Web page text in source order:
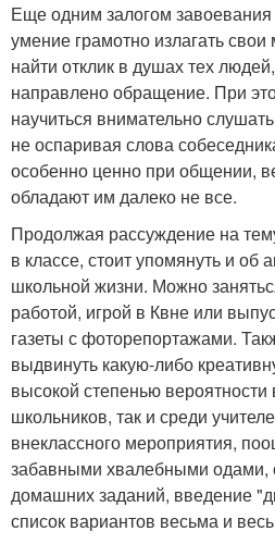
Еще одним залогом завоевания
умение грамотно излагать
найти отклик в душах тех
направлено обращение. При
научиться внимательно
не оспаривая слова
особенно ценно при общении,
обладают им далеко не все.
Продолжая рассуждение на
в классе, стоит упомянуть и об
школьной жизни. Можно
работой, игрой в Квне или
газеты с фоторепортажами.
выдвинуть какую-либо
высокой степенью вероятности
школьников, так и среди
внеклассного мероприятия,
забавными хвалебными одами,
домашних заданий, введение
список вариантов весьма и